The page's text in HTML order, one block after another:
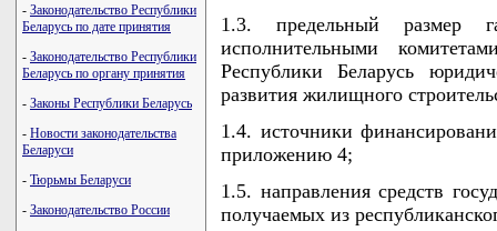
- Законодательство Республики
Беларусь по дате принятия
- Законодательство Республики
Беларусь по органу принятия
- Законы Республики Беларусь
- Новости законодательства
Беларуси
- Тюрьмы Беларуси
- Законодательство России
1.3. предельный размер
исполнительными
Республики Беларусь
развития жилищного
1.4. источники
приложению 4;
1.5. направления средств
получаемых из